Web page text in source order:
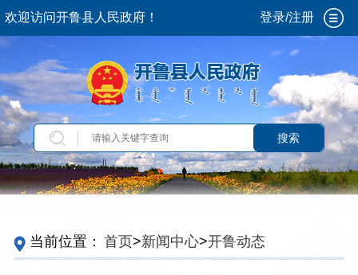
欢迎访问开鲁县人民政府！ 登录/注册
搜索
当前位置： 首页>新闻中心>开鲁动态